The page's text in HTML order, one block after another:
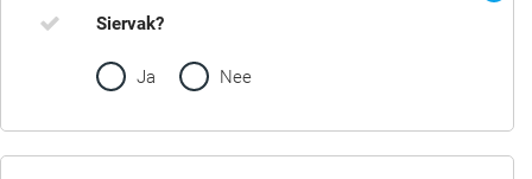
Siervak?
Ja Nee